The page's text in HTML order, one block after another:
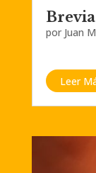
por Juan
Leer